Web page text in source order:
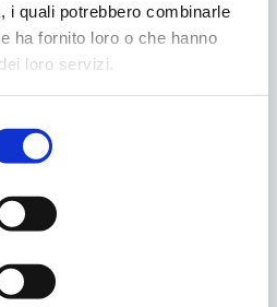
i quali potrebbero combinarle
ha fornito loro o che hanno
loro servizi.
ore 17.00 – I
Lega, Signorini
17.00 – La Divina
moda
ore 17.00 – Street art,
utili
iscrizione
singolo incontro.